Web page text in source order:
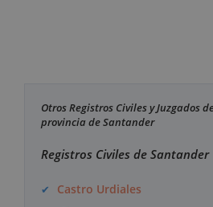
Otros Registros Civiles y Juzgados
provincia de Santander
Registros Civiles de Santander
Castro Urdiales